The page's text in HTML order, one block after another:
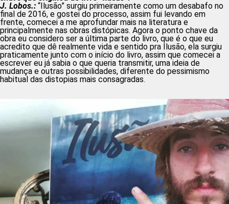
J. Lobos.: “Ilusão” surgiu primeiramente como um desabafo no
final de 2016, e gostei do processo, assim fui levando em
frente, comecei a me aprofundar mais na literatura e
principalmente nas obras distópicas. Agora o ponto chave da
obra eu considero ser a última parte do livro, que é o que eu
acredito que dê realmente vida e sentido pra Ilusão, ela surgiu
praticamente junto com o início do livro, assim que comecei a
escrever eu já sabia o que queria transmitir, uma ideia de
mudança e outras possibilidades, diferente do pessimismo
habitual das distopias mais consagradas.